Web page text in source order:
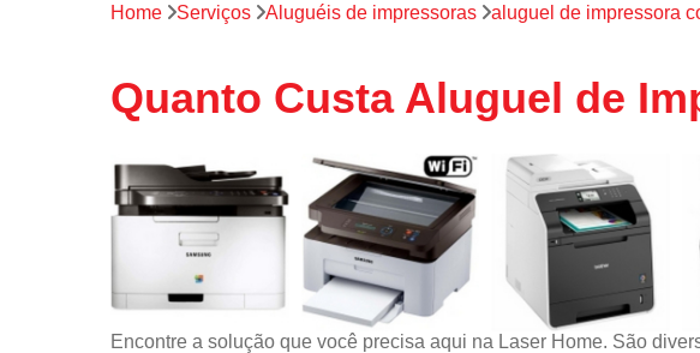
Home Serviços Aluguéis de impressoras aluguel de impressora
Quanto Custa Aluguel de
Encontre a solução que você precisa aqui na Laser Home. São